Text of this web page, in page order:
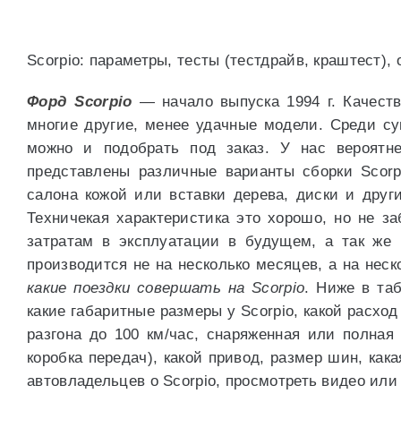
Scorpio: параметры, тесты (тестдрайв,
Форд Scorpio — начало выпуска 1994 г.
многие другие, менее удачные модели. Среди
можно и подобрать под заказ. У нас
представлены различные варианты сборки
салона кожой или вставки дерева, диски и
Техничекая характеристика это хорошо, но не
затратам в эксплуатации в будущем, а так же
производится не на несколько месяцев, а на
какие поездки совершать на Scorpio. Ниже в
какие габаритные размеры у Scorpio, какой
разгона до 100 км/час, снаряженная или
коробка передач), какой привод, размер шин,
автовладельцев о Scorpio, просмотреть видео